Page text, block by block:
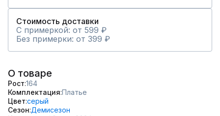
Стоимость доставки
С примеркой: от 599 ₽
Без примерки: от 399 ₽
О товаре
Рост 164
Комплектация Платье
Цвет серый
Сезон Демисезон